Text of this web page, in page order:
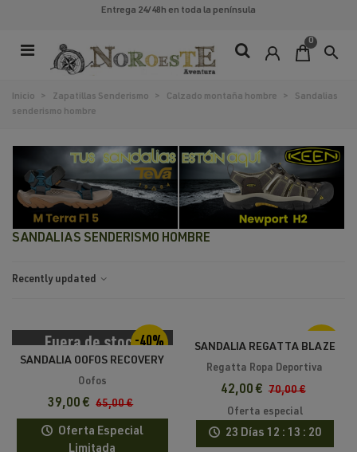
Entrega 24/48h en toda la península
0
search
Inicio > Zapatillas Senderismo > Calzado montaña hombre >
Sandalias
senderismo hombre
SANDALIAS SENDERISMO HOMBRE
Recently updated
Fuera de stock-40%
SANDALIA OOFOS RECOVERY
OOAHH SPORT
Oofos
39,00 € 65,00 €
Oferta Especial
Limitada
-40%
SANDALIA REGATTA BLAZE
Regatta Ropa Deportiva
42,00 € 70,00 €
Oferta especial
23 Días 12 : 13 : 20